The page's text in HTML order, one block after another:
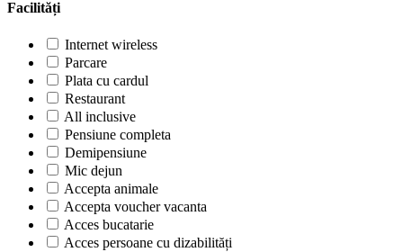
Facilități
Internet wireless
Parcare
Plata cu cardul
Restaurant
All inclusive
Pensiune completa
Demipensiune
Mic dejun
Accepta animale
Accepta voucher vacanta
Acces bucatarie
Acces persoane cu dizabilități